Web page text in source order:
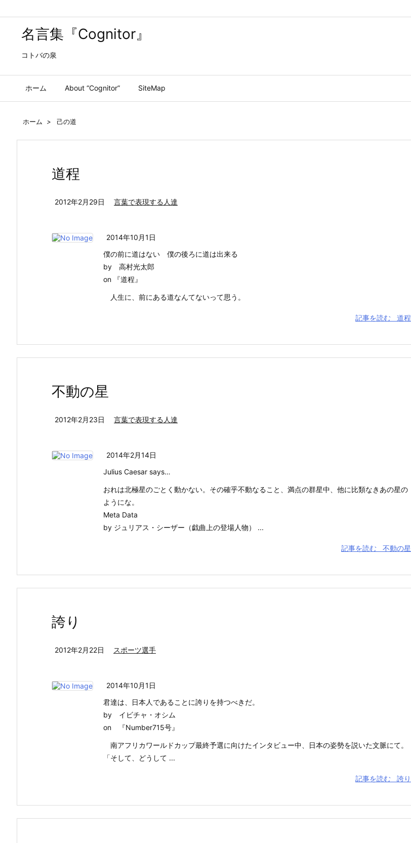
名言集『Cognitor』
コトバの泉
ホーム About “Cognitor” SiteMap
ホーム > 己の道
道程
2012年2月29日 言葉で表現する人達
2014年10月1日
僕の前に道はない 僕の後ろに道は出来る
by 高村光太郎
on 『道程』
人生に、前にある道なんてないって思う。
記事を読む 道程
不動の星
2012年2月23日 言葉で表現する人達
2014年2月14日
Julius Caesar says…
おれは北極星のごとく動かない。その確乎不動なること、満点の群星中、他に比類なきあの星の
ようにな。
Meta Data
by ジュリアス・シーザー（戯曲上の登場人物） ...
記事を読む 不動の星
誇り
2012年2月22日 スポーツ選手
2014年10月1日
君達は、日本人であることに誇りを持つべきだ。
by イビチャ・オシム
on 『Number715号』
南アフリカワールドカップ最終予選に向けたインタビュー中、日本の姿勢を説いた文脈にて。
「そして、どうして ...
記事を読む 誇り